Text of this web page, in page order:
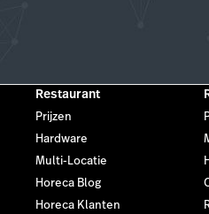
Restaurant
Prijzen
Hardware
Multi-Locatie
Horeca Blog
Horeca Klanten